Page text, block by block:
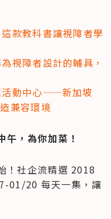
款教科書讓視障者學
視障者設計的輔具，
活動中心——新加坡
兼容環境
午，為你加菜！
！社企流精選 2018
01/20 每天一集，讓